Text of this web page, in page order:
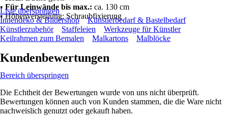
• Für Leinwände bis max.: ca. 130 cm
• Höhenverstellung: Schraubfixierung
Liste überspringen
Innendeko & Bildershop
Künstlerbedarf & Bastelbedarf
Künstlerzubehör
Staffeleien
Werkzeuge für Künstler
Keilrahmen zum Bemalen
Malkartons Malblöcke
Kundenbewertungen
Bereich überspringen
Die Echtheit der Bewertungen wurde von uns nicht überprüft.
Bewertungen können auch von Kunden stammen, die die Ware nicht
nachweislich genutzt oder gekauft haben.